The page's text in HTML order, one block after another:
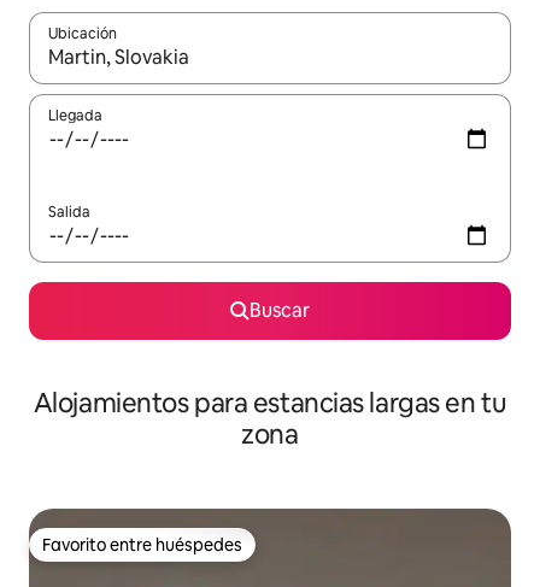
Ubicación
Cuando los resultados estén disponibles, podrás navegar
Llegada
Salida
Buscar
Alojamientos para estancias largas en tu
zona
Favorito entre huéspedes
Favorito entre huéspedes